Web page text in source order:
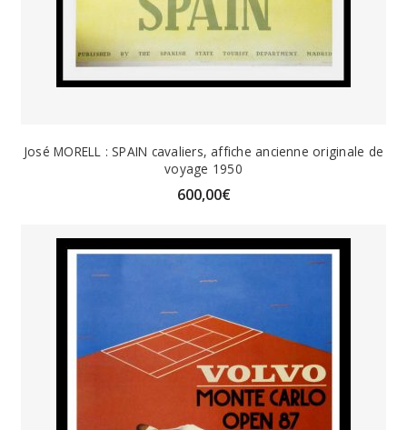
José MORELL : SPAIN cavaliers, affiche ancienne originale de
voyage 1950
600,00€